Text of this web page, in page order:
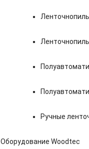
Ручные
Оборудование Woodtec